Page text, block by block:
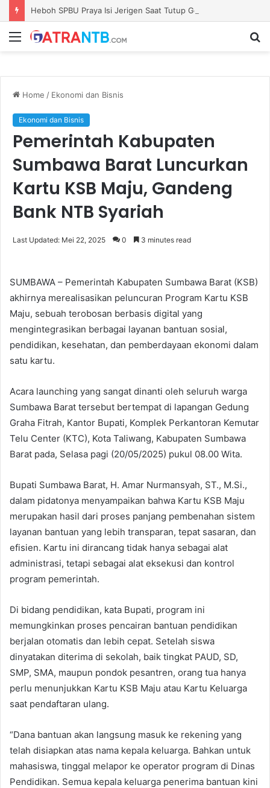
Menu
Home / Ekonomi dan Bisnis
Ekonomi dan Bisnis
Pemerintah Kabupaten
Sumbawa Barat Luncurkan
Kartu KSB Maju, Gandeng
Bank NTB Syariah
Last Updated: Mei 22, 2025 0 3 minutes read
SUMBAWA – Pemerintah Kabupaten Sumbawa Barat (KSB)
akhirnya merealisasikan peluncuran Program Kartu KSB
Maju, sebuah terobosan berbasis digital yang
mengintegrasikan berbagai layanan bantuan sosial,
pendidikan, kesehatan, dan pemberdayaan ekonomi dalam
satu kartu.
Acara launching yang sangat dinanti oleh seluruh warga
Sumbawa Barat tersebut bertempat di lapangan Gedung
Graha Fitrah, Kantor Bupati, Komplek Perkantoran Kemutar
Telu Center (KTC), Kota Taliwang, Kabupaten Sumbawa
Barat pada, Selasa pagi (20/05/2025) pukul 08.00 Wita.
Bupati Sumbawa Barat, H. Amar Nurmansyah, ST., M.Si.,
dalam pidatonya menyampaikan bahwa Kartu KSB Maju
merupakan hasil dari proses panjang pembenahan sistem
layanan bantuan yang lebih transparan, tepat sasaran, dan
efisien. Kartu ini dirancang tidak hanya sebagai alat
administrasi, tetapi sebagai alat eksekusi dan kontrol
program pemerintah.
Di bidang pendidikan, kata Bupati, program ini
memungkinkan proses pencairan bantuan pendidikan
berjalan otomatis dan lebih cepat. Setelah siswa
dinyatakan diterima di sekolah, baik tingkat PAUD, SD,
SMP, SMA, maupun pondok pesantren, orang tua hanya
perlu menunjukkan Kartu KSB Maju atau Kartu Keluarga
saat pendaftaran ulang.
“Dana bantuan akan langsung masuk ke rekening yang
telah disiapkan atas nama kepala keluarga. Bahkan untuk
mahasiswa, tinggal melapor ke operator program di Dinas
Pendidikan. Semua kepala keluarga penerima bantuan kini